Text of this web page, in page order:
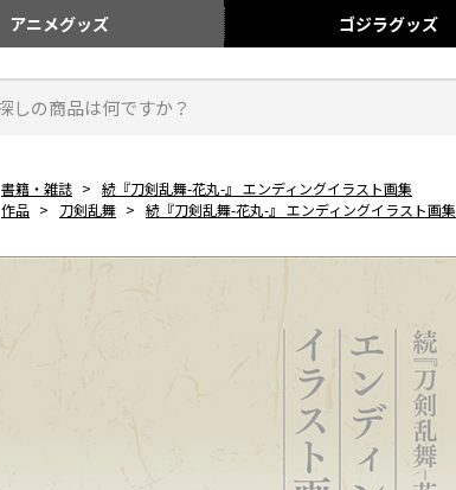
アニメグッズ ゴジラグッズ
書籍・雑誌 > 続『刀剣乱舞-花丸-』 エンディングイラスト画集
作品 > 刀剣乱舞 > 続『刀剣乱舞-花丸-』 エンディングイラスト画集